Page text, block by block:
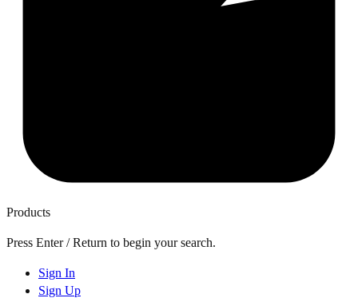
Products
Press Enter / Return to begin your search.
Sign In
Sign Up